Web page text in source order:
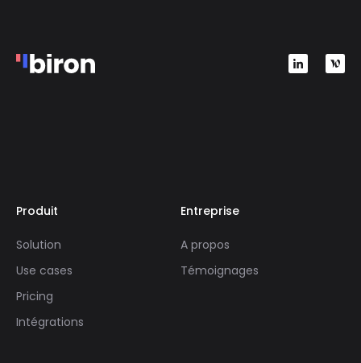
Produit
Solution
Use cases
Pricing
Intégrations
Entreprise
A propos
Témoignages